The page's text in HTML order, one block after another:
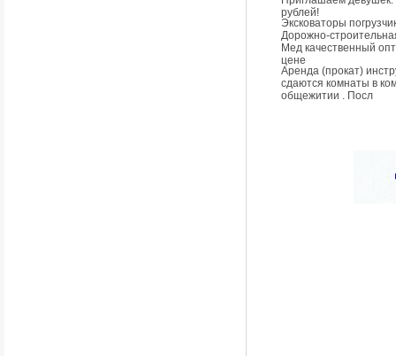
рублей!
Эксковаторы
Дорожно-
Мед качественный
цене
Аренда (прокат)
сдаются комнаты в
общежитии . Посл